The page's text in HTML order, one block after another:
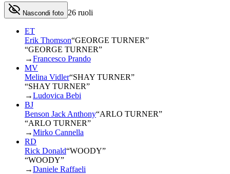
Nascondi foto 26 ruoli
ET
Erik Thomson“GEORGE TURNER”
“GEORGE TURNER”
→Francesco Prando
MV
Melina Vidler“SHAY TURNER”
“SHAY TURNER”
→Ludovica Bebi
BJ
Benson Jack Anthony“ARLO TURNER”
“ARLO TURNER”
→Mirko Cannella
RD
Rick Donald“WOODY”
“WOODY”
→Daniele Raffaeli